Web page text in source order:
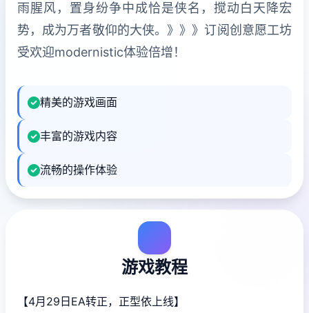
雨腥风，置身纷争中成恰是侠名，搅动白天降宏
势，成为万者敬仰的大侠。》》》订阅创意愿工坊
受欢迎modernistic体验倍增！
精美的游戏画面
丰富的游戏内容
流畅的操作体验
游戏教程
【4月29日EA转正，正型依上线】